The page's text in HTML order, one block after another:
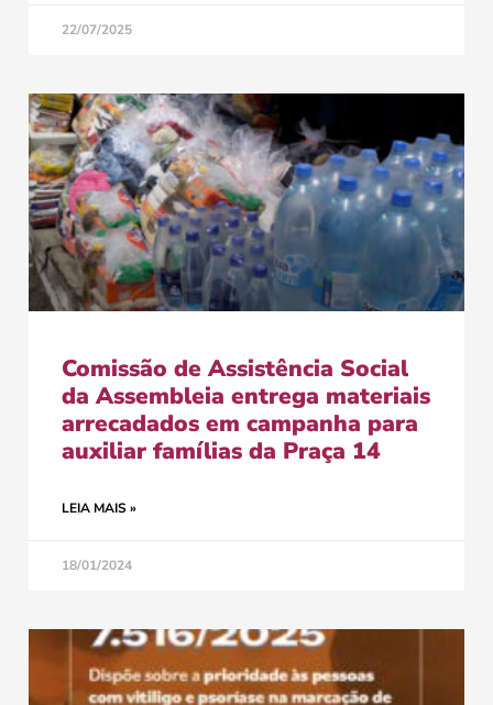
22/07/2025
Comissão de Assistência Social
da Assembleia entrega materiais
arrecadados em campanha para
auxiliar famílias da Praça 14
LEIA MAIS »
18/01/2024